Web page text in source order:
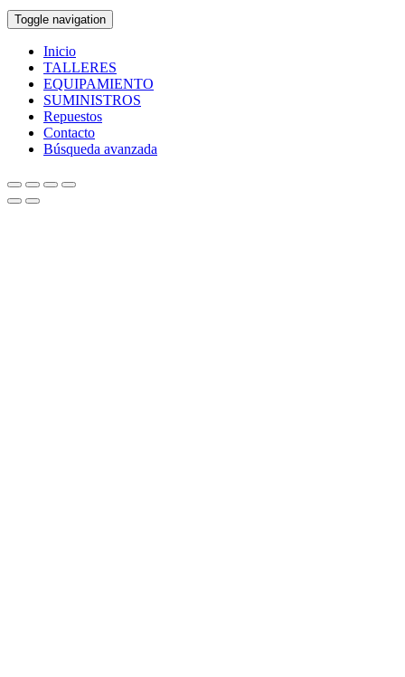
Toggle navigation
Inicio
TALLERES
EQUIPAMIENTO
SUMINISTROS
Repuestos
Contacto
Búsqueda avanzada